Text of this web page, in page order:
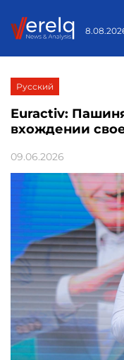
Русский
Euractiv:
вхождении
09.06.2026